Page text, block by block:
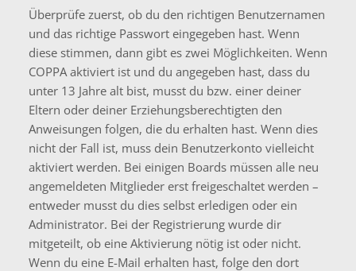
Überprüfe zuerst, ob du den richtigen Benutzernamen
und das richtige Passwort eingegeben hast. Wenn
diese stimmen, dann gibt es zwei Möglichkeiten. Wenn
COPPAaktiviert ist und du angegeben hast, dass du
unter 13 Jahre alt bist, musst du bzw. einer deiner
Eltern oder deiner Erziehungsberechtigten den
Anweisungen folgen, die du erhalten hast. Wenn dies
nicht der Fall ist, muss dein Benutzerkonto vielleicht
aktiviert werden. Bei einigen Boards müssen alle neu
angemeldeten Mitglieder erst freigeschaltet werden –
entweder musst du dies selbst erledigen oder ein
Administrator. Bei der Registrierung wurde dir
mitgeteilt, ob eine Aktivierung nötig ist oder nicht.
Wenn du eine E-Mail erhalten hast, folge den dort